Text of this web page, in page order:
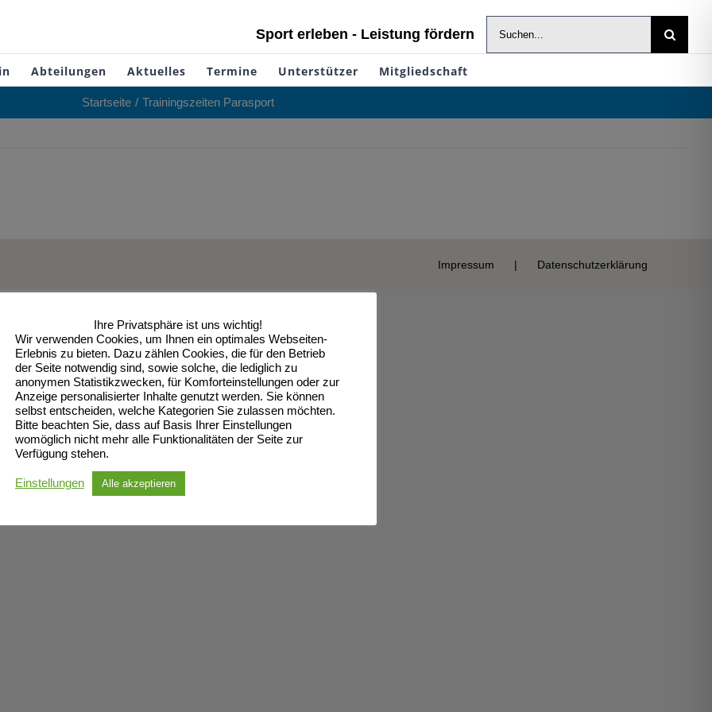
Sport erleben - Leistung fördern
Suche
nach:
Abteilungen Aktuelles Termine Unterstützer Mitgliedschaft
Startseite Trainingszeiten Parasport
Impressum Datenschutzerklärung
Ihre Privatsphäre ist uns wichtig!
Wir verwenden Cookies, um Ihnen ein optimales Webseiten-
Erlebnis zu bieten. Dazu zählen Cookies, die für den Betrieb
der Seite notwendig sind, sowie solche, die lediglich zu
anonymen Statistikzwecken, für Komforteinstellungen oder zur
Anzeige personalisierter Inhalte genutzt werden. Sie können
selbst entscheiden, welche Kategorien Sie zulassen möchten.
Bitte beachten Sie, dass auf Basis Ihrer Einstellungen
womöglich nicht mehr alle Funktionalitäten der Seite zur
Verfügung stehen.
Einstellungen Alle akzeptieren